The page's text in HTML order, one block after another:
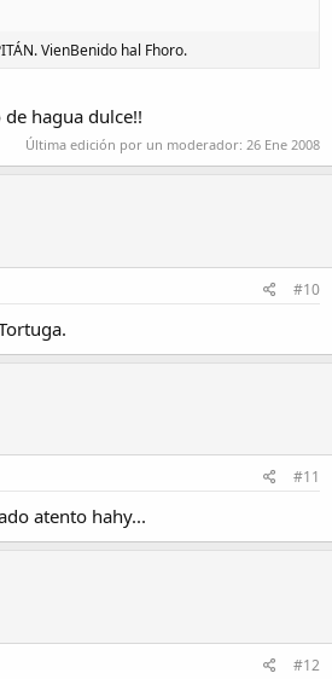
VienBenido hal Fhoro.
hagua dulce!!
Última edición por un moderador: 26 Ene 2008
#10
#11
atento hahy...
#12